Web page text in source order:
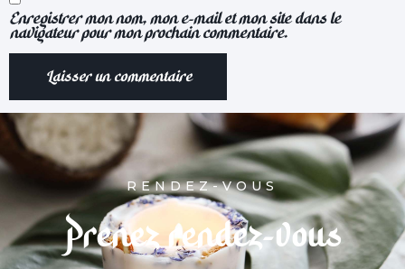
Enregistrer mon nom, mon e-mail et mon site dans le
navigateur pour mon prochain commentaire.
RENDEZ-VOUS
Prenez rendez-vous